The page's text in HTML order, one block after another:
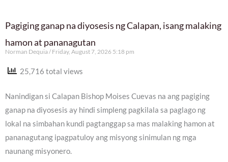
Pagiging ganap na diyosesis ng Calapan, isang malaking
hamon at pananagutan
Norman Dequia Friday, August 7, 2026 5:18 pm
25,716 total views
Nanindigan si Calapan Bishop Moises Cuevas na ang pagiging
ganap na diyosesis ay hindi simpleng pagkilala sa paglago ng
lokal na simbahan kundi pagtanggap sa mas malaking hamon at
pananagutang ipagpatuloy ang misyong sinimulan ng mga
naunang misyonero.